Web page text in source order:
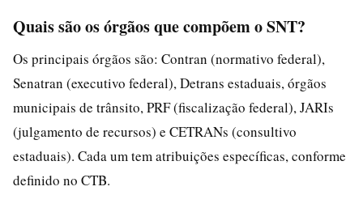
Quais são os órgãos que compõem o SNT?
Os principais órgãos são: Contran (normativo federal),
Senatran (executivo federal), Detrans estaduais, órgãos
municipais de trânsito, PRF (fiscalização federal), JARIs
(julgamento de recursos) e CETRANs (consultivo
estaduais). Cada um tem atribuições específicas, conforme
definido no CTB.